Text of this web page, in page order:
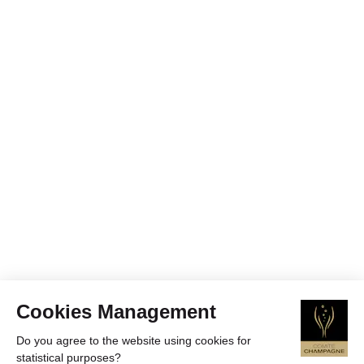
Cookies Management
Do you agree to the website using cookies for
statistical purposes?